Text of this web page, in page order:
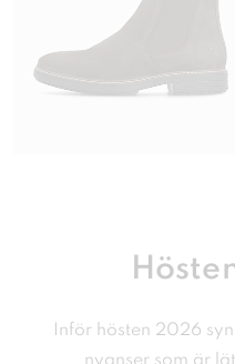
Inför hösten 2026
nyanser som är